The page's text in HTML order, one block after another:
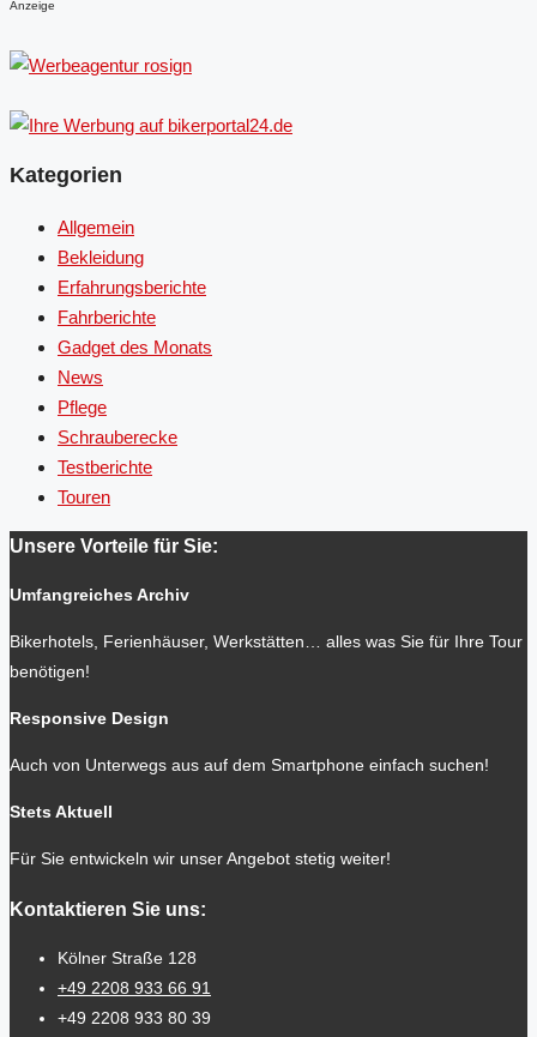
Anzeige
Kategorien
Allgemein
Bekleidung
Erfahrungsberichte
Fahrberichte
Gadget des Monats
News
Pflege
Schrauberecke
Testberichte
Touren
Unsere Vorteile für Sie:
Umfangreiches Archiv
Bikerhotels, Ferienhäuser, Werkstätten… alles was Sie für Ihre Tour
benötigen!
Responsive Design
Auch von Unterwegs aus auf dem Smartphone einfach suchen!
Stets Aktuell
Für Sie entwickeln wir unser Angebot stetig weiter!
Kontaktieren Sie uns:
Kölner Straße 128
+49 2208 933 66 91
+49 2208 933 80 39